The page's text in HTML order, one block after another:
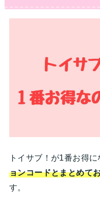
トイサブ！が1番お得
ョンコードとまとめて
す。